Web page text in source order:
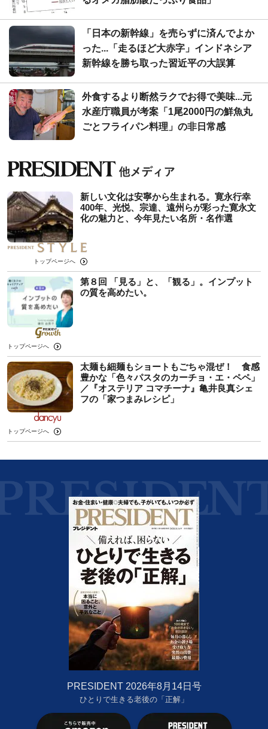
「日本の新幹線」を売らずに済んでよか
った...「走るほど大赤字」インドネシア
新幹線を勝ち取った習近平の大誤算
外食するより断然ラクでお得で美味...元
水産庁職員が考案「1尾2000円の鮮魚丸
ごとフライパン料理」の非日常感
新しい文化は安寧から生まれる。寛永行幸
400年、光悦、宗達、遠州らが彩った寛永文
化の魅力と、今年見たい名所・名作選
トップページへ
第８回 「見る」と、「観る」。インプット
の質を高めたい。
トップページへ
太麺も細麺もショートもごちゃ混ぜ！ 食感
豊かな「色々パスタのカーチョ・エ・ペペ」
／『オステリア コマチーナ』亀井良真シェ
フの「家つまみレシピ」
トップページへ
PRESIDENT 2026年8月14日号
ひとりで生きる老後の「正解」